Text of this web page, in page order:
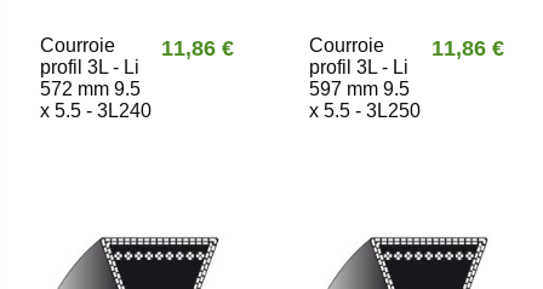
Courroie
profil 3L - Li
572 mm 9.5
x 5.5 - 3L240
11,86 €
Courroie
profil 3L - Li
597 mm 9.5
x 5.5 - 3L250
11,86 €